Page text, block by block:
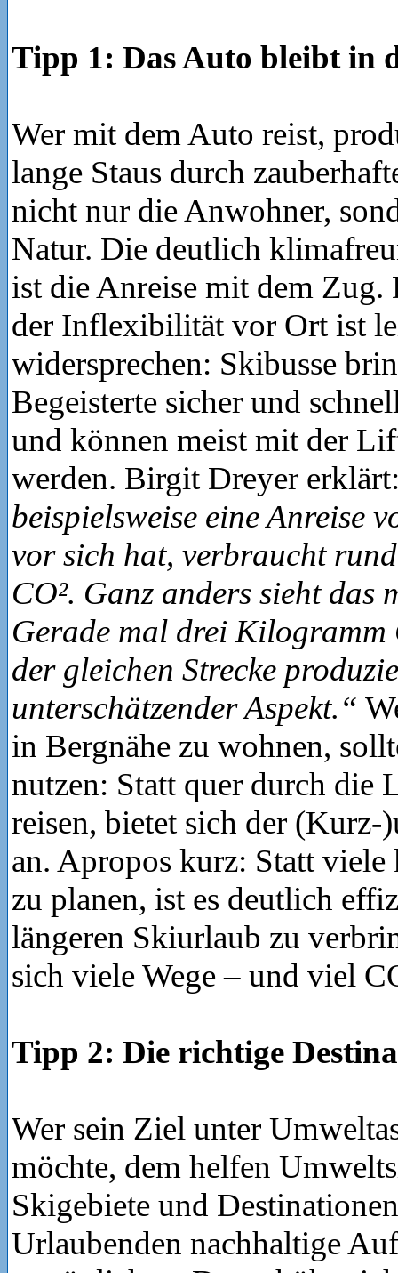
Tipp 1: Das Auto bleibt in
Wer mit dem Auto reist,
lange Staus durch
nicht nur die Anwohner,
Natur. Die deutlich
ist die Anreise mit dem Zug.
der Inflexibilität vor Ort ist
widersprechen: Skibusse
Begeisterte sicher und
und können meist mit der
werden. Birgit Dreyer
beispielsweise eine Anreise
vor sich hat, verbraucht
CO². Ganz anders sieht das
Gerade mal drei Kilogramm
der gleichen Strecke
unterschätzender Aspekt.“
in Bergnähe zu wohnen,
nutzen: Statt quer durch die
reisen, bietet sich der (Kurz-
an. Apropos kurz: Statt
zu planen, ist es deutlich
längeren Skiurlaub zu
sich viele Wege – und viel
Tipp 2: Die richtige
Wer sein Ziel unter
möchte, dem helfen
Skigebiete und
Urlaubenden nachhaltige